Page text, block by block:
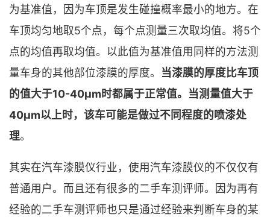
为基准值，因为车顶是发生碰撞概率最小的地方。在
车顶均匀地取5个点，每个点测量三次取均值。将5个
点的均值再取均值。以此值为基准值用同样的方法测
量车身的其他部位漆膜的厚度。 当漆膜的厚度比车顶
的值大于10-40μm时都属于正常值。当测量值大于
40μm以上时，该车可能是做过不同程度的喷漆处
理。
其实在汽车漆膜仪行业，使用汽车漆膜仪的不仅仅有
普通用户。而且还有很多的二手车测评师。因为再有
经验的二手车测评师也只是通过经验来判断车身的某